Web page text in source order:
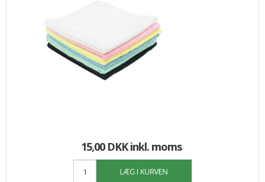
15,00 DKKinkl. moms